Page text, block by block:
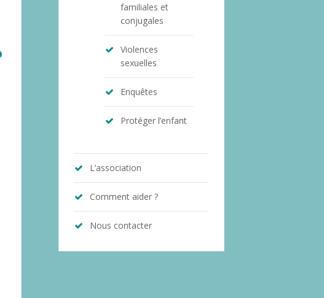
familiales et
conjugales
Violences
sexuelles
Enquêtes
Protéger l’enfant
L’association
Comment aider ?
Nous contacter